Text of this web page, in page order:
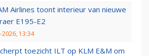
Airlines toont interieur van nieuwe
E195-E2
2026, 13:34
toezicht ILT op KLM E&M om